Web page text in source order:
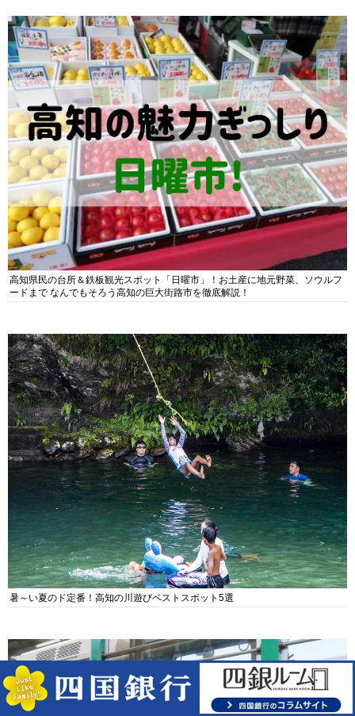
高知県民の台所＆鉄板観光スポット「日曜市」！お土産に地元野菜、ソウルフ
ードまで なんでもそろう高知の巨大街路市を徹底解説！
暑～い夏のド定番！高知の川遊びベストスポット5選